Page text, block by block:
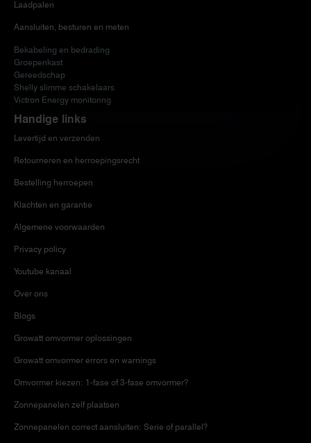
Laadpalen
Aansluiten, besturen en meten
Bekabeling en bedrading
Groepenkast
Gereedschap
Shelly slimme schakelaars
Victron Energy monitoring
Handige links
Levertijd en verzenden
Retourneren en herroepingsrecht
Bestelling herroepen
Klachten en garantie
Algemene voorwaarden
Privacy policy
Youtube kanaal
Over ons
Blogs
Growatt omvormer oplossingen
Growatt omvormer errors en warnings
Omvormer kiezen: 1-fase of 3-fase omvormer?
Zonnepanelen zelf plaatsen
Zonnepanelen correct aansluiten: Serie of parallel?